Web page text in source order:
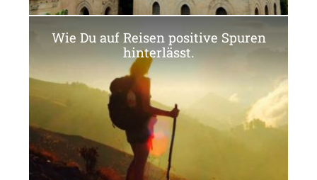
Wie Du auf Reisen positive Spuren
hinterlässt.